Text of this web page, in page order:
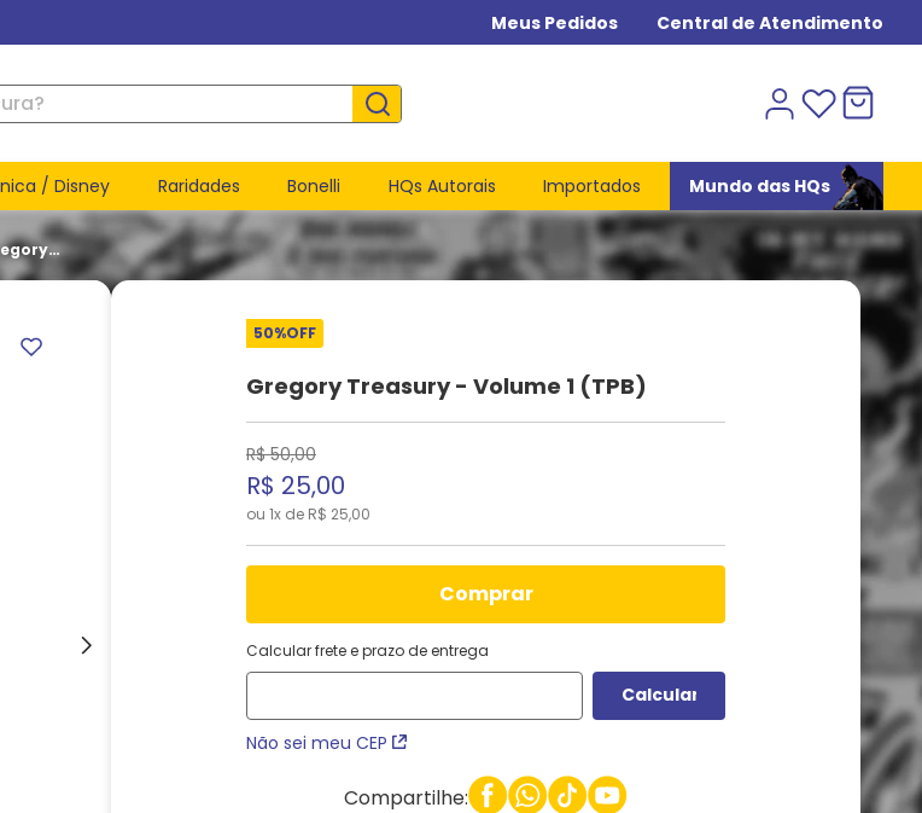
Meus Pedidos Central de Atendimento
/ Disney Raridades Bonelli HQs Autorais Importados Mundo das HQs
-
50%OFF
Gregory Treasury - Volume 1 (TPB)
R$ 50,00
R$ 25,00
ou 1x de R$ 25,00
comprar
Calcular frete e prazo de entrega
Não sei meu CEP
Compartilhe: